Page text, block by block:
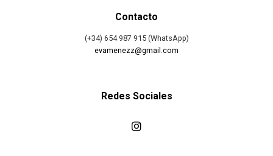
Contacto
(+34) 654 987 915 (WhatsApp)
evamenezz@gmail.com
Redes Sociales